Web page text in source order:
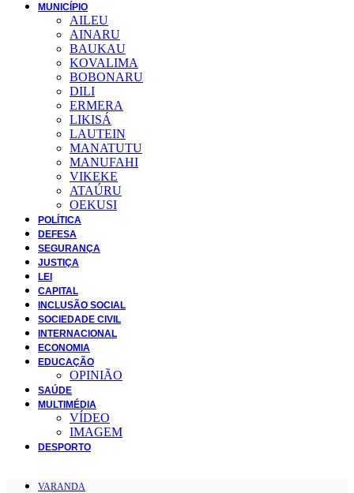
MUNICÍPIO
AILEU
AINARU
BAUKAU
KOVALIMA
BOBONARU
DILI
ERMERA
LIKISÁ
LAUTEIN
MANATUTU
MANUFAHI
VIKEKE
ATAÚRU
OEKUSI
POLÍTICA
DEFESA
SEGURANÇA
JUSTIÇA
LEI
CAPITAL
INCLUSÃO SOCIAL
SOCIEDADE CIVIL
INTERNACIONAL
ECONOMIA
EDUCAÇÃO
OPINIÃO
SAÚDE
MULTIMÉDIA
VÍDEO
IMAGEM
DESPORTO
VARANDA